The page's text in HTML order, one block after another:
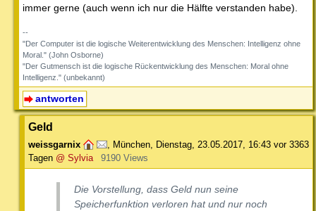
immer gerne (auch wenn ich nur die Hälfte verstanden habe).
--
"Der Computer ist die logische Weiterentwicklung des Menschen: Intelligenz ohne
Moral." (John Osborne)
"Der Gutmensch ist die logische Rückentwicklung des Menschen: Moral ohne
Intelligenz." (unbekannt)
antworten
Geld
weissgarnix , München, Dienstag, 23.05.2017, 16:43 vor 3363
Tagen @ Sylvia 9190 Views
Die Vorstellung, dass Geld nun seine
Speicherfunktion verloren hat und nur noch